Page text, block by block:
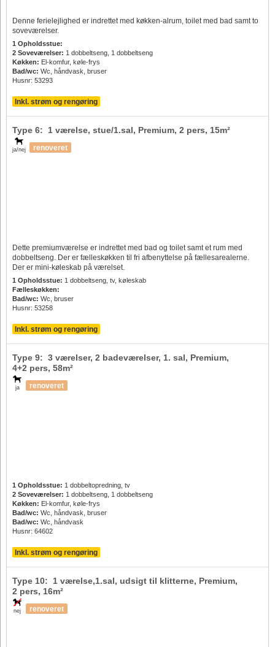
1 Opholdsstue:
2 Soveværelser: 1 dobbeltseng, 1 dobbeltseng
Køkken: El-komfur, køle-frys
Bad/wc: Wc, håndvask, bruser
Husnr: 53293
Denne ferielejlighed er indrettet med køkken-alrum, toilet med bad samt to
soveværelser.
Inkl. strøm og rengøring
ja/nej
Type 6: 1 værelse, stue/1.sal, Premium, 2 pers, 15m²
renoveret
1 Opholdsstue: 1 dobbeltseng, tv, køleskab
Fælleskøkken:
Bad/wc: Wc, bruser
Husnr: 53258
Dette premiumværelse er indrettet med bad og toilet samt et rum med
dobbeltseng. Der er fælleskøkken til fri afbenyttelse på fællesarealerne.
Der er mini-køleskab på værelset.
Inkl. strøm og rengøring
ja
Type 9: 3 værelser, 2 badeværelser, 1. sal, Premium,
4+2 pers, 58m²
renoveret
1 Opholdsstue: 1 dobbeltopredning, tv
2 Soveværelser: 1 dobbeltseng, 1 dobbeltseng
Køkken: El-komfur, køle-frys
Bad/wc: Wc, håndvask, bruser
Bad/wc: Wc, håndvask
Husnr: 64602
Inkl. strøm og rengøring
nej
Type 10: 1 værelse,1.sal, udsigt til klitterne, Premium,
2 pers, 16m²
renoveret